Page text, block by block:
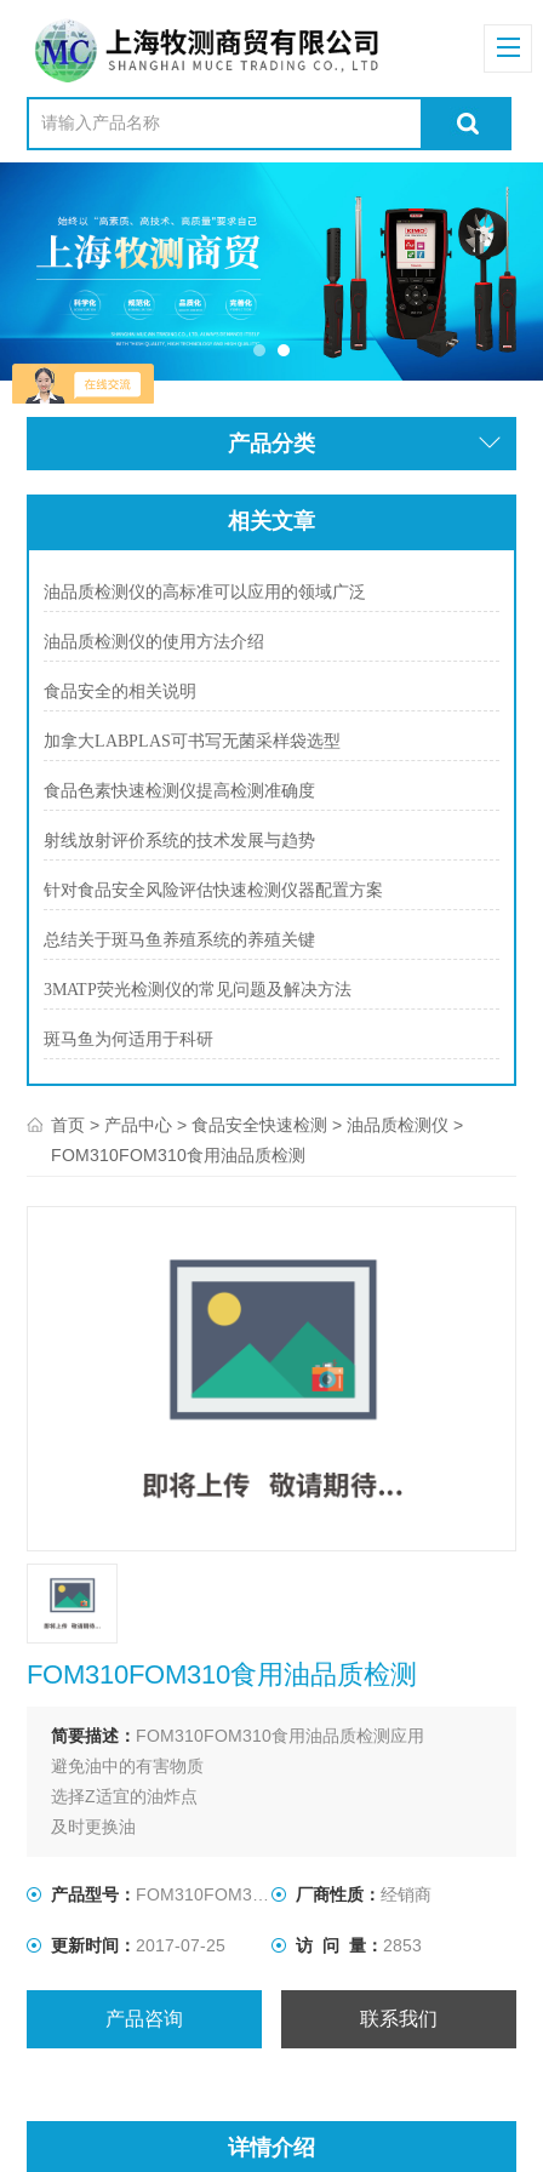
产品分类
相关文章
油品质检测仪的高标准可以应用的领域广泛
油品质检测仪的使用方法介绍
食品安全的相关说明
加拿大LABPLAS可书写无菌采样袋选型
食品色素快速检测仪提高检测准确度
射线放射评价系统的技术发展与趋势
针对食品安全风险评估快速检测仪器配置方案
总结关于斑马鱼养殖系统的养殖关键
3MATP荧光检测仪的常见问题及解决方法
斑马鱼为何适用于科研
首页 > 产品中心 >食品安全快速检测 >油品质检测仪 >
FOM310FOM310食用油品质检测
FOM310FOM310食用油品质检测
简要描述： FOM310FOM310食用油品质检测应用
避免油中的有害物质
选择Z适宜的油炸点
及时更换油
可用于餐厅、食堂
产品型号： FOM310FOM310 厂商性质： 经销商
更新时间： 2017-07-25 访 问 量： 2853
产品咨询 联系我们
详情介绍